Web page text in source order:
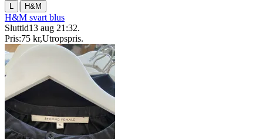
L | H&M
H&M svart blus
Sluttid13 aug 21:32.
Pris:75 kr,Utropspris.